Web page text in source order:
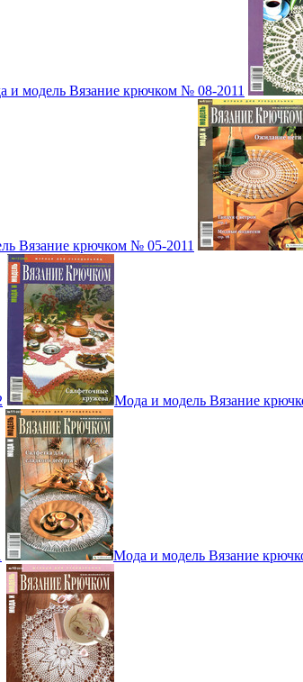
и модель Вязание крючком № 08-2011
Вязание крючком № 05-2011
Мода и модель Вязание
Мода и модель Вязание